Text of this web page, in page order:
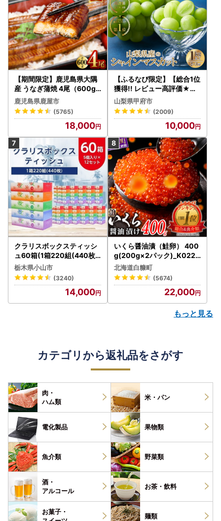
【期間限定】鹿児島県大隅
産 うなぎ蒲焼 4尾（600g
） KN007-004-04-cp18
うなぎ 鰻 魚 惣菜 総菜
鹿児島県鹿屋市
(5765)
18,000
【ふるなび限定】【総合1位
獲得!! レビュー高評価★】
〈2026年度配送分〉山梨
県産 シャインマスカット 2
～3房（1.0kg以上）シャイ
ン フルーツ FN-Limited-S
P
山梨県甲府市
(2009)
10,000
クラリスボックスティッシ
ュ60箱(1箱220組(440枚))
(5個入り×12セット)【配送
不可地域：離島・沖縄県】
【1256759】
栃木県小山市
(3240)
14,000
いくら醤油漬（鮭卵） 400
g(200g×2パック)_K022-
1676
北海道白糠町
(5674)
22,000
もっと見る
カテゴリから返礼品をさがす
肉・
ハム類
米・パン
電化製品 果物類
魚介類 野菜類
酒・
アルコール
お茶・ 飲料
お菓子・
麺類